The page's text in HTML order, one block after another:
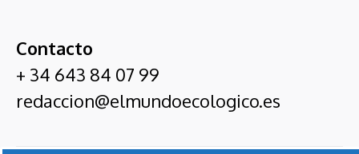
Contacto
+ 34 643 84 07 99
redaccion@elmundoecologico.es